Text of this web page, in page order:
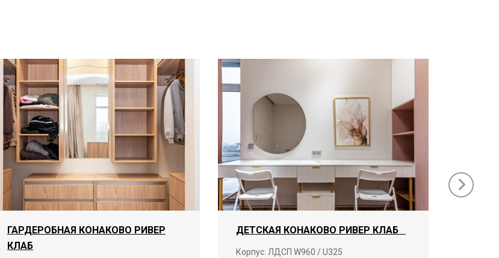
ГАРДЕРОБНАЯ КОНАКОВО РИВЕР
КЛАБ
ДЕТСКАЯ КОНАКОВО РИВЕР КЛАБ
Корпус: ЛДСП W960 / U325